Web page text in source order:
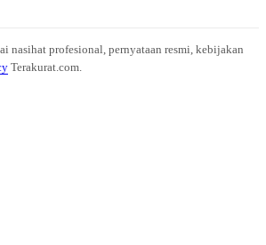
nasihat profesional, pernyataan resmi, kebijakan
Terakurat.com.